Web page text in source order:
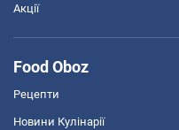
Акції
Food Oboz
Рецепти
Новини Кулінарії